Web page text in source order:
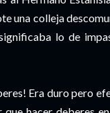
una colleja
lo de
Era duro pero